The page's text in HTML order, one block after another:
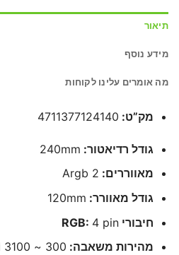
תיאור
מידע נוסף
מה אומרים עלינו לקוחות
מק”ט: 4711377124140
גודל רדיאטור: 240mm
מאווררים: 2 Argb
גודל מאוורר: 120mm
חיבורי RGB: 4 pin
מהירות משאבה: 300 ~ 3100 RPM